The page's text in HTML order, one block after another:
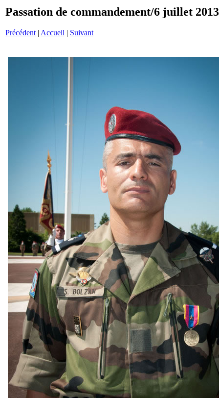
Passation de commandement/6 juillet
Précédent | Accueil | Suivant